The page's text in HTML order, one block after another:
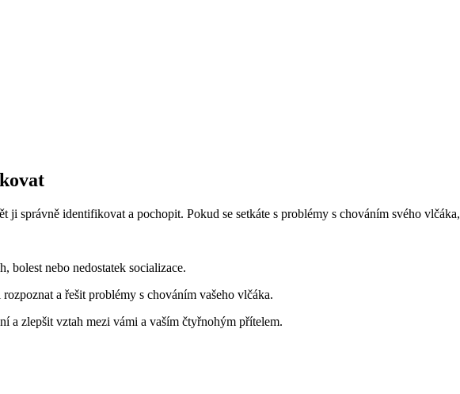
správně identifikovat a pochopit. Pokud se setkáte s problémy s chováním svého vlčáka,
bolest nebo nedostatek socializace.
a řešit problémy s chováním vašeho vlčáka.
a zlepšit vztah mezi vámi a vaším čtyřnohým přítelem.